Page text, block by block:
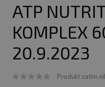
ATP
KOMPLEX
20.9.2023
Produkt zatím